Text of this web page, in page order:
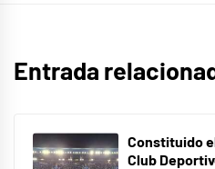
Entrada
Constituido
Club